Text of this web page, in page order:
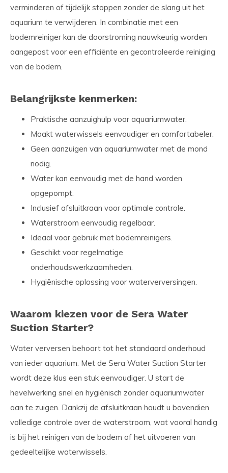
verminderen of tijdelijk stoppen zonder de slang uit het
aquarium te verwijderen. In combinatie met een
bodemreiniger kan de doorstroming nauwkeurig worden
aangepast voor een efficiënte en gecontroleerde reiniging
van de bodem.
Belangrijkste kenmerken:
Praktische aanzuighulp voor aquariumwater.
Maakt waterwissels eenvoudiger en comfortabeler.
Geen aanzuigen van aquariumwater met de mond
nodig.
Water kan eenvoudig met de hand worden
opgepompt.
Inclusief afsluitkraan voor optimale controle.
Waterstroom eenvoudig regelbaar.
Ideaal voor gebruik met bodemreinigers.
Geschikt voor regelmatige
onderhoudswerkzaamheden.
Hygiënische oplossing voor waterverversingen.
Waarom kiezen voor de Sera Water
Suction Starter?
Water verversen behoort tot het standaard onderhoud
van ieder aquarium. Met de Sera Water Suction Starter
wordt deze klus een stuk eenvoudiger. U start de
hevelwerking snel en hygiënisch zonder aquariumwater
aan te zuigen. Dankzij de afsluitkraan houdt u bovendien
volledige controle over de waterstroom, wat vooral handig
is bij het reinigen van de bodem of het uitvoeren van
gedeeltelijke waterwissels.